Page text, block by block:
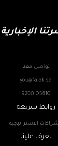
الإخبارية
تواصل معنا
you@falak.sa
9200 05610
روابط سريعة
الاستراتيجية
تعرف علينا